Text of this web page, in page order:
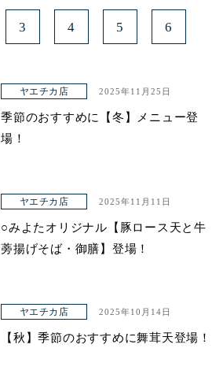
3 4 5 6
ヤエチカ店 2025年11月25日
季節のおすすめに【冬】メニュー登
場！
ヤエチカ店 2025年11月11日
○みよたオリジナル【豚ロース天と牛
蒡揚げそば・御膳】登場！
ヤエチカ店 2025年10月14日
【秋】季節のおすすめに舞茸天登場！